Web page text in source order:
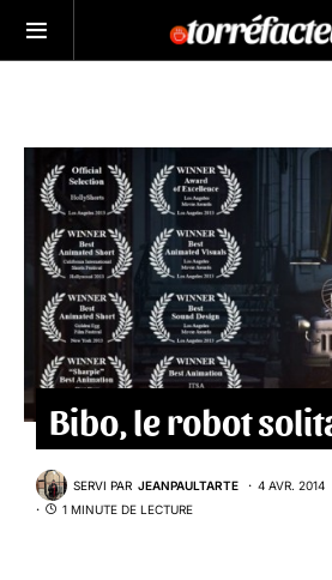
Bibo, le robot
SERVI PAR JEANPAULTARTE 4 AVR. 2014
1 MINUTE DE LECTURE